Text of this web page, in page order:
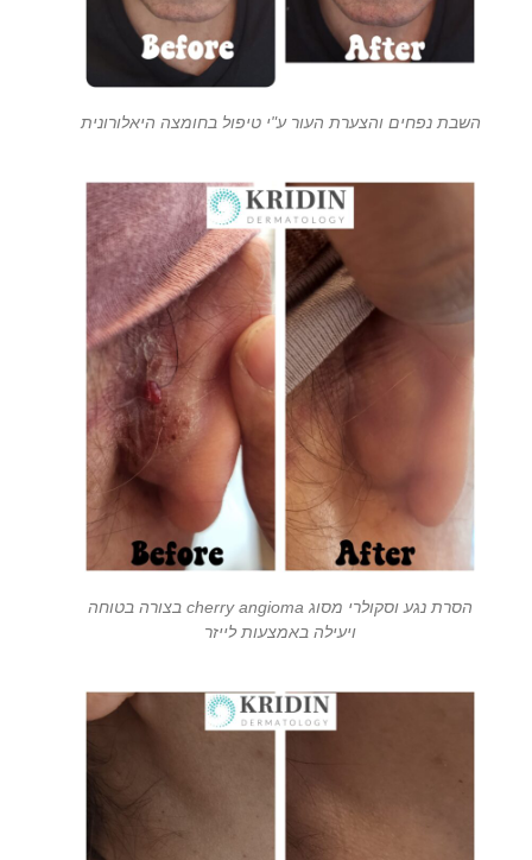
השבת נפחים והצערת העור ע"י טיפול בחומצה היאלורונית
הסרת נגע וסקולרי מסוג cherry angioma בצורה בטוחה
ויעילה באמצעות לייזר